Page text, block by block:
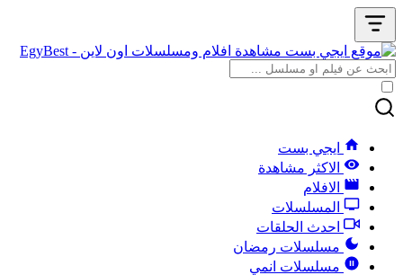
ايجي بست
الاكثر مشاهدة
الافلام
المسلسلات
احدث الحلقات
مسلسلات رمضان
مسلسلات انمي